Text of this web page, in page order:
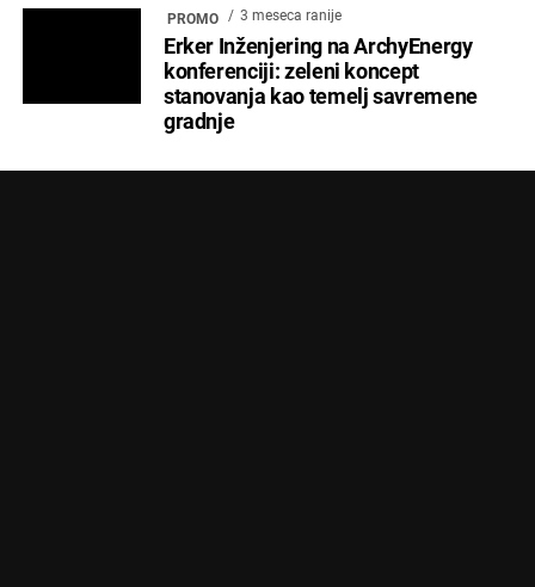
PROMO 3 meseca ranije
Erker Inženjering na ArchyEnergy
konferenciji: zeleni koncept
stanovanja kao temelj savremene
gradnje